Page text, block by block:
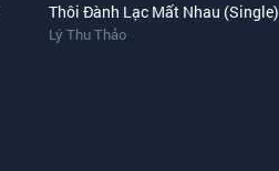
Thôi Đành Lạc Mất Nhau (Single)
Lý Thu Thảo